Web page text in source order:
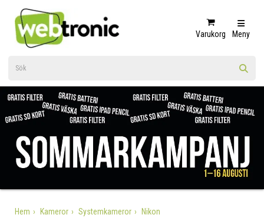
Varukorg Meny
Hem Kameror Systemkameror Nikon